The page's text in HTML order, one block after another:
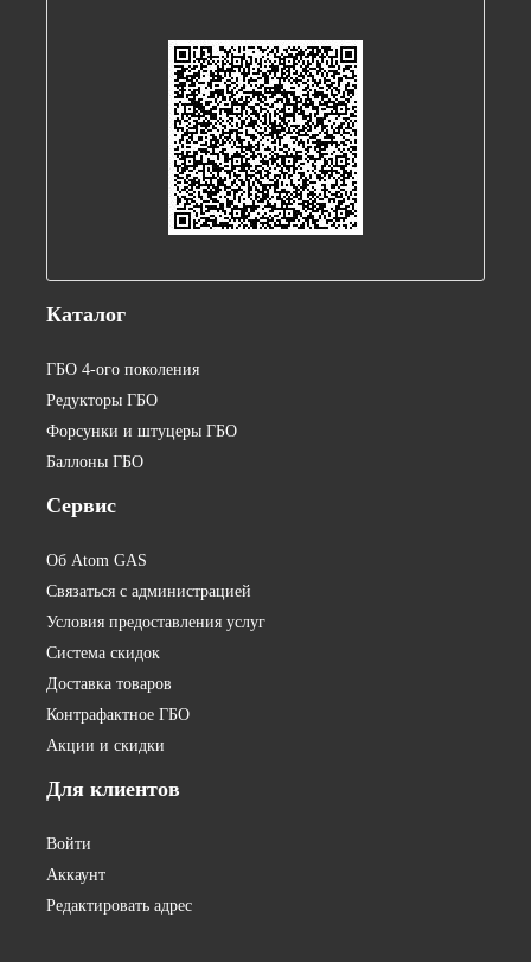
Каталог
ГБО 4-ого поколения
Редукторы ГБО
Форсунки и штуцеры ГБО
Баллоны ГБО
Сервис
Об Atom GAS
Связаться с администрацией
Условия предоставления услуг
Система скидок
Доставка товаров
Контрафактное ГБО
Акции и скидки
Для клиентов
Войти
Аккаунт
Редактировать адрес